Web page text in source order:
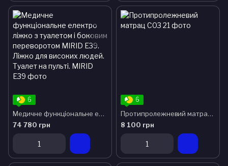
6
Медичне функціональне електро ліжко з туалетом і боковим переворотом MIRID E39. Ліжко для високих людей. Туалет на пульті.
74 780 грн
6
Протипролежневий матрац С03
8 100 грн